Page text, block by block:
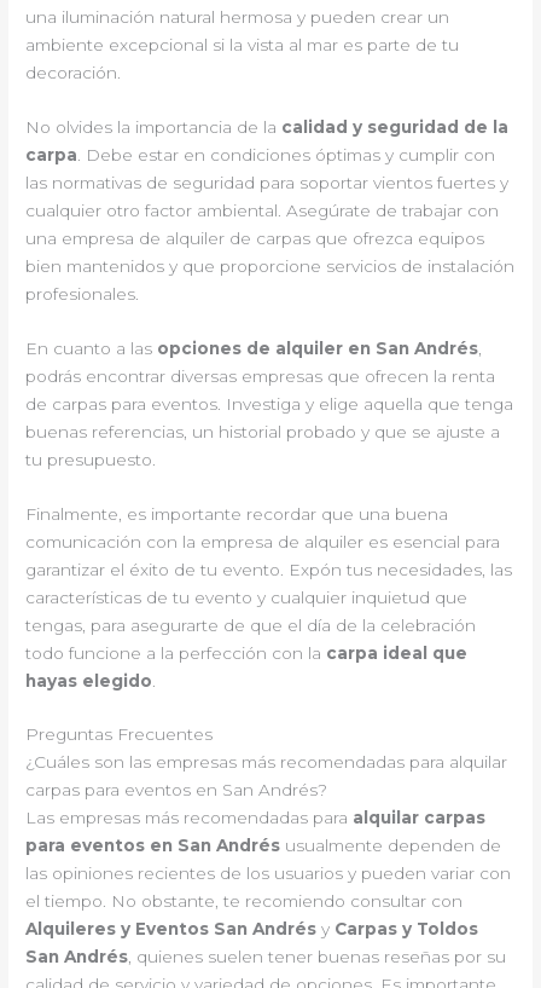
una iluminación natural hermosa y pueden crear un
ambiente excepcional si la vista al mar es parte de tu
decoración.
No olvides la importancia de la calidad y seguridad de la
carpa . Debe estar en condiciones óptimas y cumplir con
las normativas de seguridad para soportar vientos fuertes y
cualquier otro factor ambiental. Asegúrate de trabajar con
una empresa de alquiler de carpas que ofrezca equipos
bien mantenidos y que proporcione servicios de instalación
profesionales.
En cuanto a las opciones de alquiler en San Andrés
podrás encontrar diversas empresas que ofrecen la renta
de carpas para eventos. Investiga y elige aquella que tenga
buenas referencias, un historial probado y que se ajuste a
tu presupuesto.
Finalmente, es importante recordar que una buena
comunicación con la empresa de alquiler es esencial para
garantizar el éxito de tu evento. Expón tus necesidades, las
características de tu evento y cualquier inquietud que
tengas, para asegurarte de que el día de la celebración
todo funcione a la perfección con la carpa ideal que
hayas elegido
Preguntas Frecuentes
¿Cuáles son las empresas más recomendadas para alquilar
carpas para eventos en San Andrés?
Las empresas más recomendadas para alquilar carpas
para eventos en San Andrés usualmente dependen de
las opiniones recientes de los usuarios y pueden variar con
el tiempo. No obstante, te recomiendo consultar con
Alquileres y Eventos San Andrés y Carpas y Toldos
San Andrés, quienes suelen tener buenas reseñas por su